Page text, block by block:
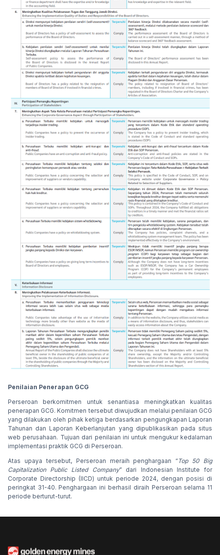
Penilaian Penerapan GCG
Perseroan berkomitmen untuk senantiasa meningkatkan kualitas
penerapan GCG. Komitmen tersebut diwujudkan melalui penilaian GCG
yang dilakukan oleh pihak ketiga berdasarkan pengungkapan Laporan
Tahunan dan Laporan Keberlanjutan yang dipublikasikan pada situs
web perusahaan. Tujuan dari penilaian ini untuk mengukur kedalaman
implementasi praktik GCG di Perseroan.
Atas upaya tersebut, Perseroan meraih penghargaan “Top 50 Big
Capitalization Public Listed Company” dari Indonesian Institute for
Corporate Directorship (IICD) untuk periode 2024, dengan posisi di
peringkat 31-40. Penghargaan ini berhasil diraih Perseroan selama 11
periode berturut-turut.